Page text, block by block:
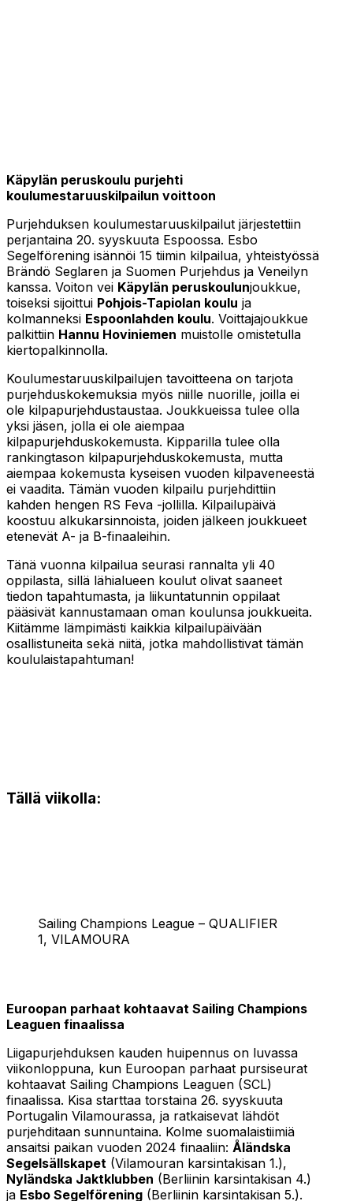
Käpylän peruskoulu purjehti
koulumestaruuskilpailun voittoon
Purjehduksen koulumestaruuskilpailut järjestettiin
perjantaina 20. syyskuuta Espoossa. Esbo
Segelförening isännöi 15 tiimin kilpailua, yhteistyössä
Brändö Seglaren ja Suomen Purjehdus ja Veneilyn
kanssa. Voiton vei Käpylän peruskoulunjoukkue,
toiseksi sijoittui Pohjois-Tapiolan koulu ja
kolmanneksi Espoonlahden koulu. Voittajajoukkue
palkittiin Hannu Hoviniemen muistolle omistetulla
kiertopalkinnolla.
Koulumestaruuskilpailujen tavoitteena on tarjota
purjehduskokemuksia myös niille nuorille, joilla ei
ole kilpapurjehdustaustaa. Joukkueissa tulee olla
yksi jäsen, jolla ei ole aiempaa
kilpapurjehduskokemusta. Kipparilla tulee olla
rankingtason kilpapurjehduskokemusta, mutta
aiempaa kokemusta kyseisen vuoden kilpaveneestä
ei vaadita. Tämän vuoden kilpailu purjehdittiin
kahden hengen RS Feva -jollilla. Kilpailupäivä
koostuu alkukarsinnoista, joiden jälkeen joukkueet
etenevät A- ja B-finaaleihin.
Tänä vuonna kilpailua seurasi rannalta yli 40
oppilasta, sillä lähialueen koulut olivat saaneet
tiedon tapahtumasta, ja liikuntatunnin oppilaat
pääsivät kannustamaan oman koulunsa joukkueita.
Kiitämme lämpimästi kaikkia kilpailupäivään
osallistuneita sekä niitä, jotka mahdollistivat tämän
koululaistapahtuman!
Tällä viikolla:
Sailing Champions League – QUALIFIER
1, VILAMOURA
Euroopan parhaat kohtaavat Sailing Champions
Leaguen finaalissa
Liigapurjehduksen kauden huipennus on luvassa
viikonloppuna, kun Euroopan parhaat pursiseurat
kohtaavat Sailing Champions Leaguen (SCL)
finaalissa. Kisa starttaa torstaina 26. syyskuuta
Portugalin Vilamourassa, ja ratkaisevat lähdöt
purjehditaan sunnuntaina. Kolme suomalaistiimiä
ansaitsi paikan vuoden 2024 finaaliin: Åländska
Segelsällskapet (Vilamouran karsintakisan 1.),
Nyländska Jaktklubben (Berliinin karsintakisan 4.)
ja Esbo Segelförening (Berliinin karsintakisan 5.).